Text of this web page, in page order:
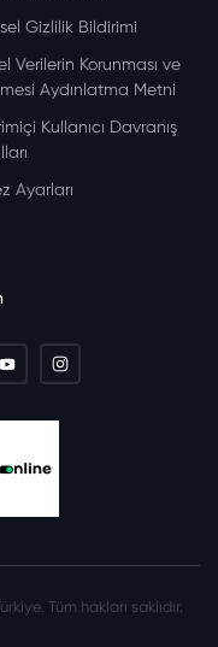
Gizlilik Bildirimi
Verilerin Korunması ve
Aydınlatma Metni
Kullanıcı Davranış
Ayarları
Tüm hakları saklıdır.